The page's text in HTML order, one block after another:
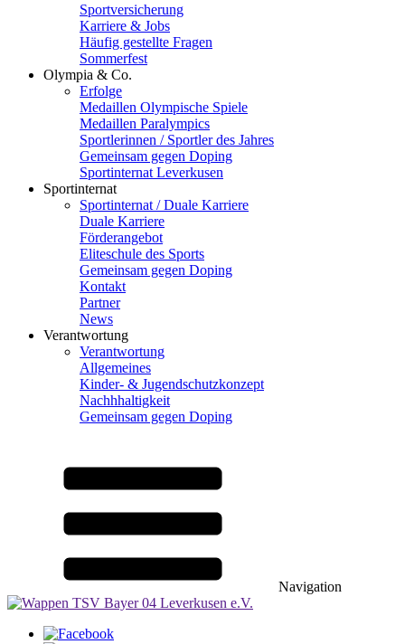
Sportversicherung
Karriere & Jobs
Häufig gestellte Fragen
Sommerfest
Olympia & Co.
Erfolge
Medaillen Olympische Spiele
Medaillen Paralympics
Sportlerinnen / Sportler des Jahres
Gemeinsam gegen Doping
Sportinternat Leverkusen
Sportinternat
Sportinternat / Duale Karriere
Duale Karriere
Förderangebot
Eliteschule des Sports
Gemeinsam gegen Doping
Kontakt
Partner
News
Verantwortung
Verantwortung
Allgemeines
Kinder- & Jugendschutzkonzept
Nachhhaltigkeit
Gemeinsam gegen Doping
Navigation